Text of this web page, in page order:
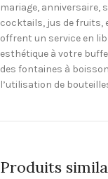
mariage, anniversaire,
cocktails, jus de fruits,
offrent un service en
esthétique à votre
des fontaines à
l’utilisation de
Produits